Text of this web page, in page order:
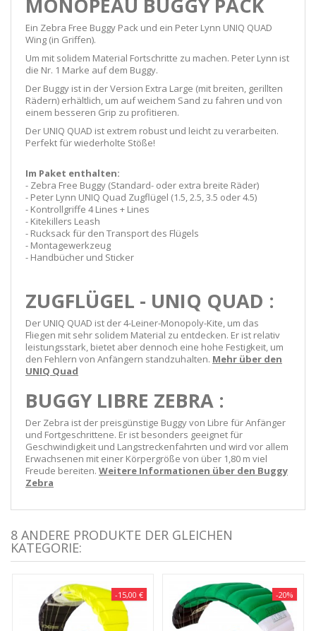
Ein Zebra Free Buggy Pack und ein Peter Lynn UNIQ QUAD
Wing (in Griffen).
Um mit solidem Material Fortschritte zu machen. Peter Lynn ist
die Nr. 1 Marke auf dem Buggy.
Der Buggy ist in der Version Extra Large (mit breiten, gerillten
Rädern) erhältlich, um auf weichem Sand zu fahren und von
einem besseren Grip zu profitieren.
Der UNIQ QUAD ist extrem robust und leicht zu verarbeiten.
Perfekt für wiederholte Stöße!
Im Paket enthalten:
- Zebra Free Buggy (Standard- oder extra breite Räder)
- Peter Lynn UNIQ Quad Zugflügel (1.5, 2.5, 3.5 oder 4.5)
- Kontrollgriffe 4 Lines + Lines
- Kitekillers Leash
- Rucksack für den Transport des Flügels
- Montagewerkzeug
- Handbücher und Sticker
ZUGFLÜGEL - UNIQ QUAD :
Der UNIQ QUAD ist der 4-Leiner-Monopoly-Kite, um das
Fliegen mit sehr solidem Material zu entdecken. Er ist relativ
leistungsstark, bietet aber dennoch eine hohe Festigkeit, um
den Fehlern von Anfängern standzuhalten. Mehr über den
UNIQ Quad
BUGGY LIBRE ZEBRA :
Der Zebra ist der preisgünstige Buggy von Libre für Anfänger
und Fortgeschrittene. Er ist besonders geeignet für
Geschwindigkeit und Langstreckenfahrten und wird vor allem
Erwachsenen mit einer Körpergröße von über 1,80 m viel
Freude bereiten. Weitere Informationen über den Buggy
Zebra
8 ANDERE PRODUKTE DER GLEICHEN
KATEGORIE:
-15,00 € -20%